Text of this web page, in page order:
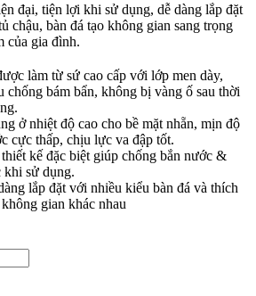
đại, tiện lợi khi sử dụng, dễ dàng lắp đặt
chậu, bàn đá tạo không gian sang trọng
của gia đình.
làm từ sứ cao cấp với lớp men dày,
chống bám bẩn, không bị vàng ố sau thời
ở nhiệt độ cao cho bề mặt nhẵn, mịn độ
cực thấp, chịu lực va đập tốt.
kế đặc biệt giúp chống bắn nước &
khi sử dụng.
lắp đặt với nhiều kiểu bàn đá và thích
gian khác nhau